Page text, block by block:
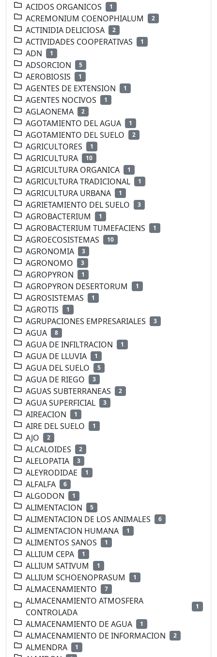
ACIDOS ORGANICOS 1
ACREMONIUM COENOPHIALUM 2
ACTINIDIA DELICIOSA 2
ACTIVIDADES COOPERATIVAS 1
ADN 1
ADSORCION 5
AEROBIOSIS 1
AGENTES DE EXTENSION 1
AGENTES NOCIVOS 1
AGLAONEMA 2
AGOTAMIENTO DEL AGUA 1
AGOTAMIENTO DEL SUELO 2
AGRICULTORES 1
AGRICULTURA 10
AGRICULTURA ORGANICA 1
AGRICULTURA TRADICIONAL 1
AGRICULTURA URBANA 1
AGRIETAMIENTO DEL SUELO 3
AGROBACTERIUM 1
AGROBACTERIUM TUMEFACIENS 1
AGROECOSISTEMAS 10
AGRONOMIA 3
AGRONOMO 3
AGROPYRON 1
AGROPYRON DESERTORUM 1
AGROSISTEMAS 1
AGROTIS 1
AGRUPACIONES EMPRESARIALES 3
AGUA 8
AGUA DE INFILTRACION 1
AGUA DE LLUVIA 1
AGUA DEL SUELO 5
AGUA DE RIEGO 3
AGUAS SUBTERRANEAS 2
AGUA SUPERFICIAL 3
AIREACION 1
AIRE DEL SUELO 1
AJO 2
ALCALOIDES 2
ALELOPATIA 3
ALEYRODIDAE 1
ALFALFA 6
ALGODON 1
ALIMENTACION 5
ALIMENTACION DE LOS ANIMALES 6
ALIMENTACION HUMANA 1
ALIMENTOS SANOS 1
ALLIUM CEPA 1
ALLIUM SATIVUM 1
ALLIUM SCHOENOPRASUM 1
ALMACENAMIENTO 7
ALMACENAMIENTO ATMOSFERA
CONTROLADA
1
ALMACENAMIENTO DE AGUA 1
ALMACENAMIENTO DE INFORMACION 2
ALMENDRA 1